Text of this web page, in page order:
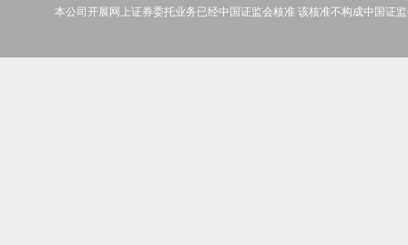
本公司开展网上证券委托业务已经中国证监会核准 该核准不构成中国证